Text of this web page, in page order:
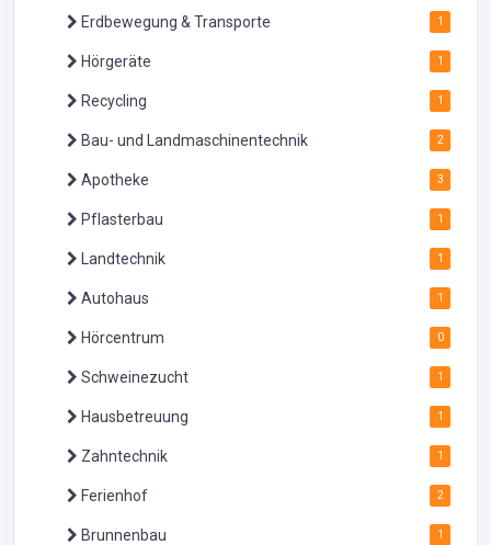
Erdbewegung & Transporte 1
Hörgeräte 1
Recycling 1
Bau- und Landmaschinentechnik 2
Apotheke 3
Pflasterbau 1
Landtechnik 1
Autohaus 1
Hörcentrum 0
Schweinezucht 1
Hausbetreuung 1
Zahntechnik 1
Ferienhof 2
Brunnenbau 1